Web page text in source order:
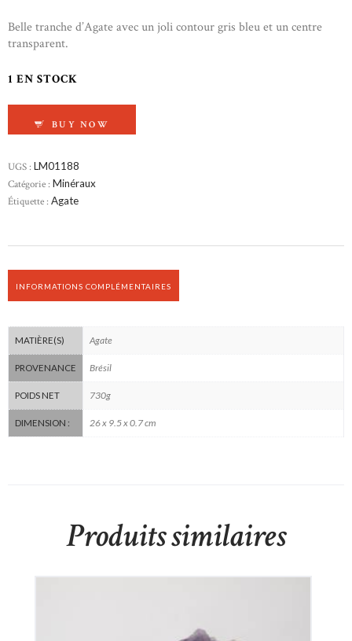
Belle tranche d’Agate avec un joli contour gris bleu et un centre
transparent.
1 EN STOCK
BUY NOW
UGS : LM01188
Catégorie : Minéraux
Étiquette : Agate
INFORMATIONS COMPLÉMENTAIRES
MATIÈRE(S) Agate
PROVENANCE Brésil
POIDS NET 730g
DIMENSION : 26 x 9.5 x 0.7 cm
Produits similaires